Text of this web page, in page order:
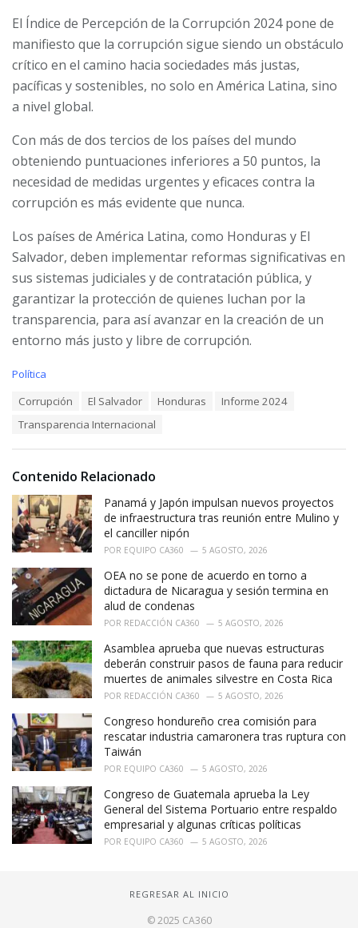
El Índice de Percepción de la Corrupción 2024 pone de
manifiesto que la corrupción sigue siendo un obstáculo
crítico en el camino hacia sociedades más justas,
pacíficas y sostenibles, no solo en América Latina, sino
a nivel global.
Con más de dos tercios de los países del mundo
obteniendo puntuaciones inferiores a 50 puntos, la
necesidad de medidas urgentes y eficaces contra la
corrupción es más evidente que nunca.
Los países de América Latina, como Honduras y El
Salvador, deben implementar reformas significativas en
sus sistemas judiciales y de contratación pública, y
garantizar la protección de quienes luchan por la
transparencia, para así avanzar en la creación de un
entorno más justo y libre de corrupción.
C
i
:
Política
Corrupción El Salvador Honduras
Informe 2024
Transparencia Internacional
Contenido Relacionado
Panamá y Japón impulsan nuevos proyectos
de infraestructura tras reunión entre Mulino y
el canciller nipón
POR EQUIPO CA360 5 AGOSTO, 2026
OEA no se pone de acuerdo en torno a
dictadura de Nicaragua y sesión termina en
alud de condenas
POR REDACCIÓN CA360 5 AGOSTO, 2026
Asamblea aprueba que nuevas estructuras
deberán construir pasos de fauna para reducir
muertes de animales silvestre en Costa Rica
POR REDACCIÓN CA360 5 AGOSTO, 2026
Congreso hondureño crea comisión para
rescatar industria camaronera tras ruptura con
Taiwán
POR EQUIPO CA360 5 AGOSTO, 2026
Congreso de Guatemala aprueba la Ley
General del Sistema Portuario entre respaldo
empresarial y algunas críticas políticas
POR EQUIPO CA360 5 AGOSTO, 2026
REGRESAR AL INICIO
© 2025 CA360